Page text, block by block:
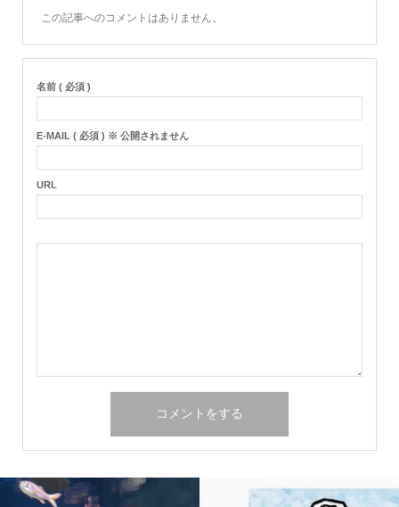
この記事へのコメントはありません。
名前 ( 必須 )
E-MAIL ( 必須 ) ※ 公開されません
URL